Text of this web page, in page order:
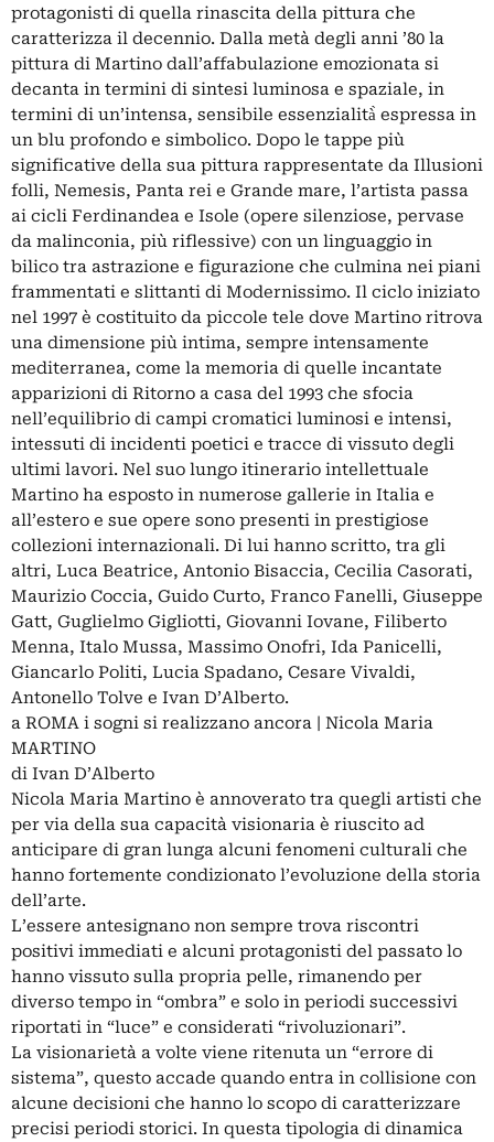
protagonisti di quella rinascita della pittura che
caratterizza il decennio. Dalla metà degli anni ’80 la
pittura di Martino dall’affabulazione emozionata si
decanta in termini di sintesi luminosa e spaziale, in
termini di un’intensa, sensibile essenzialità̀ espressa in
un blu profondo e simbolico. Dopo le tappe più
significative della sua pittura rappresentate da Illusioni
folli, Nemesis, Panta rei e Grande mare, l’artista passa
ai cicli Ferdinandea e Isole (opere silenziose, pervase
da malinconia, più riflessive) con un linguaggio in
bilico tra astrazione e figurazione che culmina nei piani
frammentati e slittanti di Modernissimo. Il ciclo iniziato
nel 1997 è costituito da piccole tele dove Martino ritrova
una dimensione più intima, sempre intensamente
mediterranea, come la memoria di quelle incantate
apparizioni di Ritorno a casa del 1993 che sfocia
nell’equilibrio di campi cromatici luminosi e intensi,
intessuti di incidenti poetici e tracce di vissuto degli
ultimi lavori. Nel suo lungo itinerario intellettuale
Martino ha esposto in numerose gallerie in Italia e
all’estero e sue opere sono presenti in prestigiose
collezioni internazionali. Di lui hanno scritto, tra gli
altri, Luca Beatrice, Antonio Bisaccia, Cecilia Casorati,
Maurizio Coccia, Guido Curto, Franco Fanelli, Giuseppe
Gatt, Guglielmo Gigliotti, Giovanni Iovane, Filiberto
Menna, Italo Mussa, Massimo Onofri, Ida Panicelli,
Giancarlo Politi, Lucia Spadano, Cesare Vivaldi,
Antonello Tolve e Ivan D’Alberto.
a ROMA i sogni si realizzano ancora | Nicola Maria
MARTINO
di Ivan D’Alberto
Nicola Maria Martino è annoverato tra quegli artisti che
per via della sua capacità visionaria è riuscito ad
anticipare di gran lunga alcuni fenomeni culturali che
hanno fortemente condizionato l’evoluzione della storia
dell’arte.
L’essere antesignano non sempre trova riscontri
positivi immediati e alcuni protagonisti del passato lo
hanno vissuto sulla propria pelle, rimanendo per
diverso tempo in “ombra” e solo in periodi successivi
riportati in “luce” e considerati “rivoluzionari”.
La visionarietà a volte viene ritenuta un “errore di
sistema”, questo accade quando entra in collisione con
alcune decisioni che hanno lo scopo di caratterizzare
precisi periodi storici. In questa tipologia di dinamica